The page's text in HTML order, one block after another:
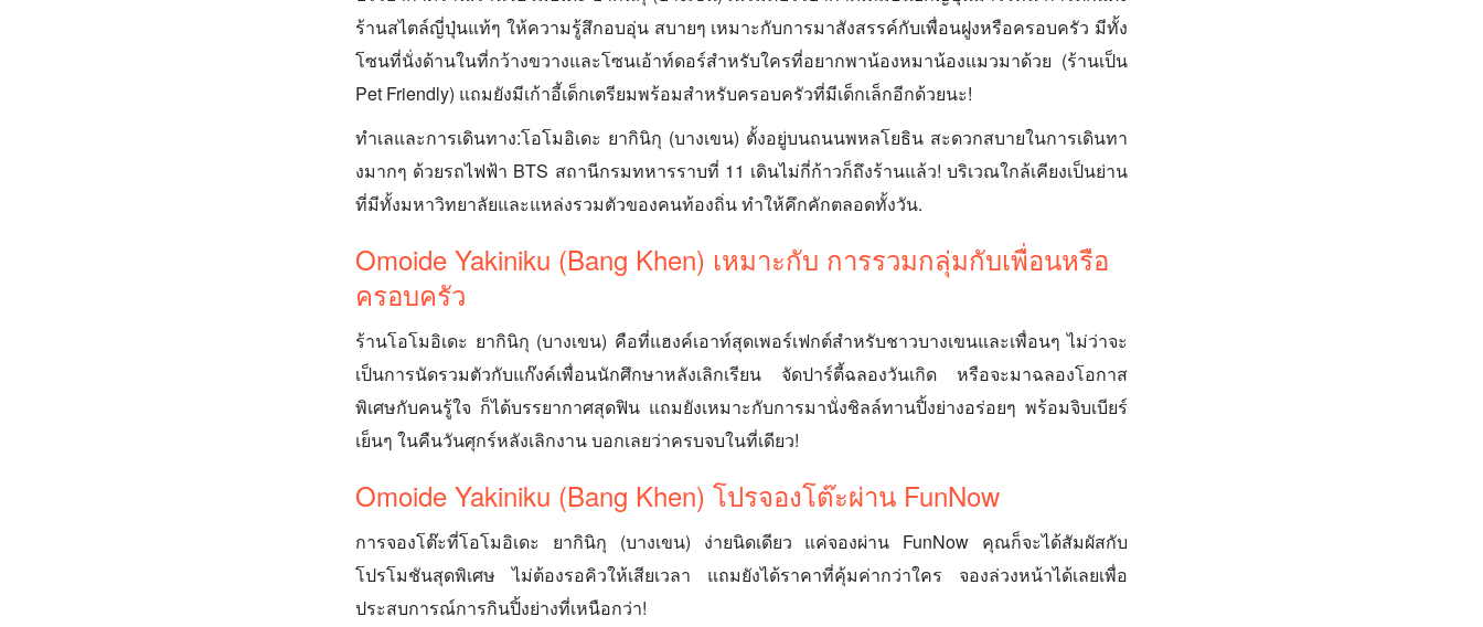
ร้านสไตล์ญี่ปุ่นแท้ๆ ให้ความรู้สึกอบอุ่น สบายๆ เหมาะกับการมาสังสรรค์กับเพื่อนฝูงหรือครอบครัว มีทั้ง
โซนที่นั่งด้านในที่กว้างขวางและโซนเอ้าท์ดอร์สำหรับใครที่อยากพาน้องหมาน้องแมวมาด้วย (ร้านเป็น
Pet Friendly) แถมยังมีเก้าอี้เด็กเตรียมพร้อมสำหรับครอบครัวที่มีเด็กเล็กอีกด้วยนะ!
ทำเลและการเดินทาง:โอโมอิเดะ ยากินิกุ (บางเขน) ตั้งอยู่บนถนนพหลโยธิน สะดวกสบายในการเดินทา
งมากๆ ด้วยรถไฟฟ้า BTS สถานีกรมทหารราบที่ 11 เดินไม่กี่ก้าวก็ถึงร้านแล้ว! บริเวณใกล้เคียงเป็นย่าน
ที่มีทั้งมหาวิทยาลัยและแหล่งรวมตัวของคนท้องถิ่น ทำให้คึกคักตลอดทั้งวัน.
Omoide Yakiniku (Bang Khen) เหมาะกับ การรวมกลุ่มกับเพื่อนหรือ
ครอบครัว
ร้านโอโมอิเดะ ยากินิกุ (บางเขน) คือที่แฮงค์เอาท์สุดเพอร์เฟกต์สำหรับชาวบางเขนและเพื่อนๆ ไม่ว่าจะ
เป็นการนัดรวมตัวกับแก๊งค์เพื่อนนักศึกษาหลังเลิกเรียน จัดปาร์ตี้ฉลองวันเกิด หรือจะมาฉลองโอกาส
พิเศษกับคนรู้ใจ ก็ได้บรรยากาศสุดฟิน แถมยังเหมาะกับการมานั่งชิลล์ทานปิ้งย่างอร่อยๆ พร้อมจิบเบียร์
เย็นๆ ในคืนวันศุกร์หลังเลิกงาน บอกเลยว่าครบจบในที่เดียว!
Omoide Yakiniku (Bang Khen) โปรจองโต๊ะผ่าน FunNow
การจองโต๊ะที่โอโมอิเดะ ยากินิกุ (บางเขน) ง่ายนิดเดียว แค่จองผ่าน FunNow คุณก็จะได้สัมผัสกับ
โปรโมชันสุดพิเศษ ไม่ต้องรอคิวให้เสียเวลา แถมยังได้ราคาที่คุ้มค่ากว่าใคร จองล่วงหน้าได้เลยเพื่อ
ประสบการณ์การกินปิ้งย่างที่เหนือกว่า!